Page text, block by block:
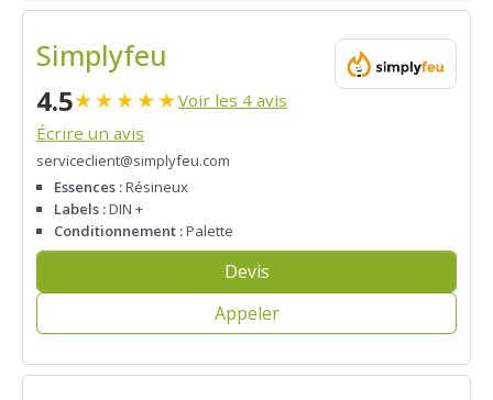
Simplyfeu
4.5★★★★★Voir les 4 avis
Écrire un avis
serviceclient@simplyfeu.com
Essences :Résineux
Labels :DIN +
Conditionnement :Palette
Devis
Appeler